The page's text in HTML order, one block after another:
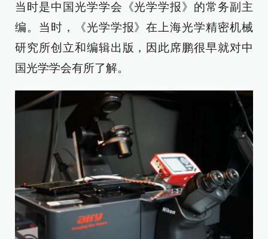
当时是中国光学学会《光学学报》的常务副主
编。当时，《光学学报》在上海光学精密机械
研究所创立和编辑出版，因此席鹏很早就对中
国光学学会有所了解。